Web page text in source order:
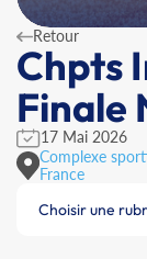
Retour
Chpts
Finale
17 Mai 2026
Complexe
France
Choisir une